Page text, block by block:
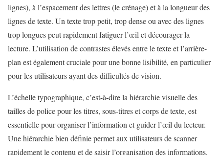
lignes), à l’espacement des lettres (le crénage) et à la longueur des
lignes de texte. Un texte trop petit, trop dense ou avec des lignes
trop longues peut rapidement fatiguer l’œil et décourager la
lecture. L’utilisation de contrastes élevés entre le texte et l’arrière-
plan est également cruciale pour une bonne lisibilité, en particulier
pour les utilisateurs ayant des difficultés de vision.
L’échelle typographique, c’est-à-dire la hiérarchie visuelle des
tailles de police pour les titres, sous-titres et corps de texte, est
essentielle pour organiser l’information et guider l’œil du lecteur.
Une hiérarchie bien définie permet aux utilisateurs de scanner
rapidement le contenu et de saisir l’organisation des informations.